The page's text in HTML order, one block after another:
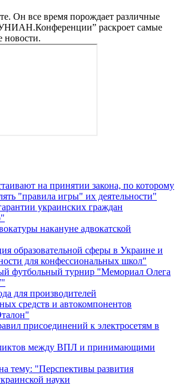
Он все время порождает различные
раскроет самые
новости.
на принятии закона, по которому
"правила игры" их деятельности"
украинских граждан
накануне адвокатской
образовательной сферы в Украине и
для конфессиональных школ"
футбольный турнир "Мемориал Олега
для производителей
средств и автокомпонентов
присоединений к электросетям в
между ВПЛ и принимающими
тему: "Перспективы развития
науки